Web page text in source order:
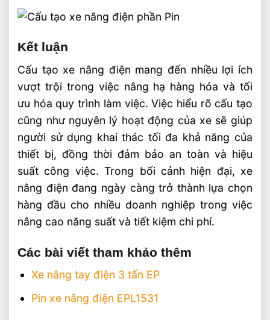
Kết luận
Cấu tạo xe nâng điện mang đến nhiều lợi ích
vượt trội trong việc nâng hạ hàng hóa và tối
ưu hóa quy trình làm việc. Việc hiểu rõ cấu tạo
cũng như nguyên lý hoạt động của xe sẽ giúp
người sử dụng khai thác tối đa khả năng của
thiết bị, đồng thời đảm bảo an toàn và hiệu
suất công việc. Trong bối cảnh hiện đại, xe
nâng điện đang ngày càng trở thành lựa chọn
hàng đầu cho nhiều doanh nghiệp trong việc
nâng cao năng suất và tiết kiệm chi phí.
Các bài viết tham khảo thêm
Xe nâng tay điện 3 tấn EP
Pin xe nâng điện EPL1531